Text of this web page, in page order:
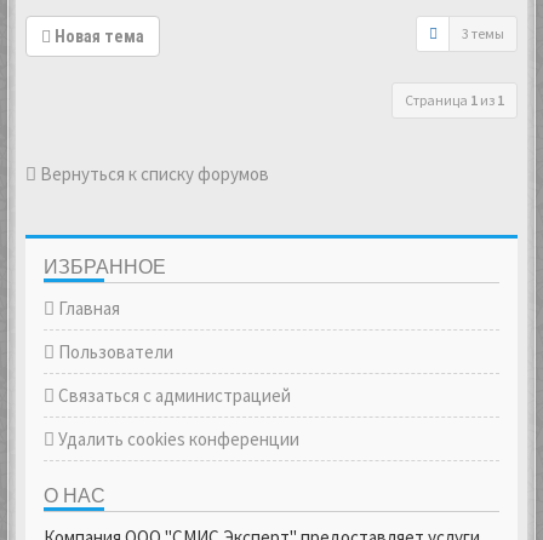
Новая тема 3 темы
Страница 1 из 1
Вернуться к списку форумов
ИЗБРАННОЕ
Главная
Пользователи
Связаться с администрацией
Удалить cookies конференции
О НАС